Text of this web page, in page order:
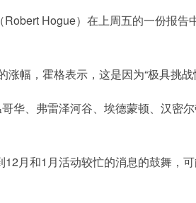
Hogue）在上周五的一份报告
幅，霍格表示，这是因为“极具挑战
华、弗雷泽河谷、埃德蒙顿、汉密
12月和1月活动较忙的消息的鼓舞，